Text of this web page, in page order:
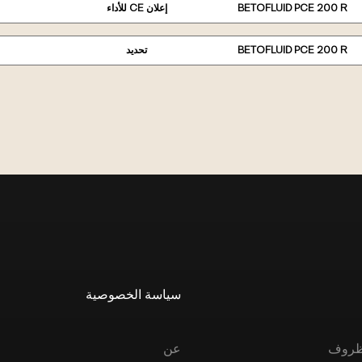
BETOFLUID PCE 200 R إعلان CE للأداء
BETOFLUID PCE 200 R تحديد
سياسة الخصوصية
عن